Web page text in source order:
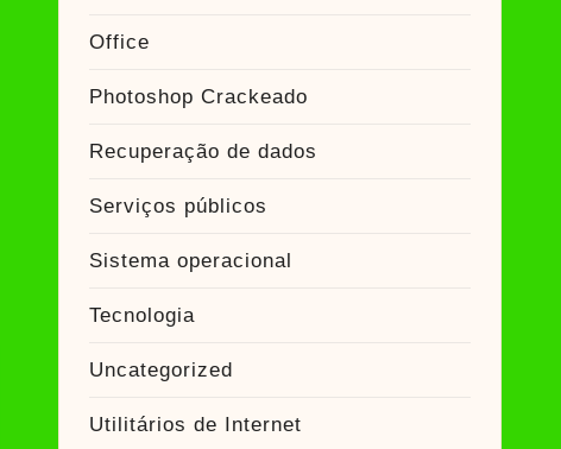
Office
Photoshop Crackeado
Recuperação de dados
Serviços públicos
Sistema operacional
Tecnologia
Uncategorized
Utilitários de Internet